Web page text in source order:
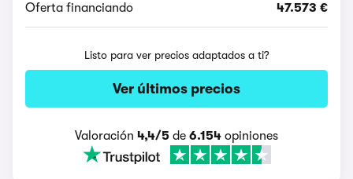
Oferta financiando 47.573 €
Listo para ver precios adaptados a ti?
Ver últimos precios
Valoración 4,4/5 de 6.154 opiniones